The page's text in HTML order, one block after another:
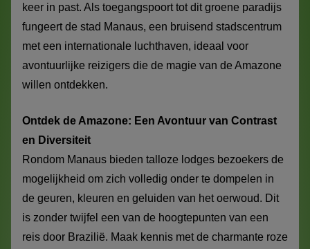
keer in past. Als toegangspoort tot dit groene paradijs
fungeert de stad Manaus, een bruisend stadscentrum
met een internationale luchthaven, ideaal voor
avontuurlijke reizigers die de magie van de Amazone
willen ontdekken.
Ontdek de Amazone: Een Avontuur van Contrast
en Diversiteit
Rondom Manaus bieden talloze lodges bezoekers de
mogelijkheid om zich volledig onder te dompelen in
de geuren, kleuren en geluiden van het oerwoud. Dit
is zonder twijfel een van de hoogtepunten van een
reis door Brazilië. Maak kennis met de charmante roze